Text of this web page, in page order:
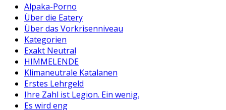
Alpaka-Porno
Über die Eatery
Über das Vorkrisenniveau
Kategorien
Exakt Neutral
HIMMELENDE
Klimaneutrale Katalanen
Erstes Lehrgeld
Ihre Zahl ist Legion. Ein wenig.
Es wird eng